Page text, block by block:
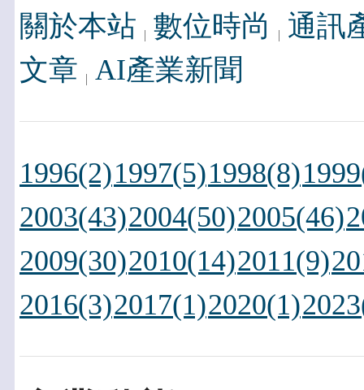
關於本站 數位時尚
通訊
文章 AI產業新聞
1996(2)1997(5)1998(8)
2003(43)2004(50)2005(46)
2009(30)2010(14)2011(9)
2016(3)2017(1)2020(1)